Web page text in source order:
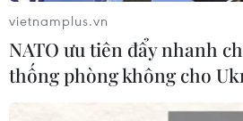
Trung Quốc: Cảnh sát Hong
Macau triệt phá vụ lừa đảo đầu
vietnamplus.vn
NATO ưu tiên đẩy nhanh
thống phòng không cho